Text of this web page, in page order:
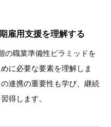
雇用支援を理解する
の職業準備性ピラミッドを
に必要な要素を理解しま
連携の重要性も学び、継続
得します。